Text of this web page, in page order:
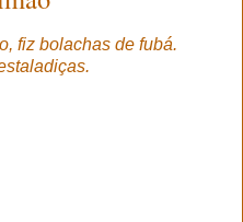
fiz bolachas de fubá.